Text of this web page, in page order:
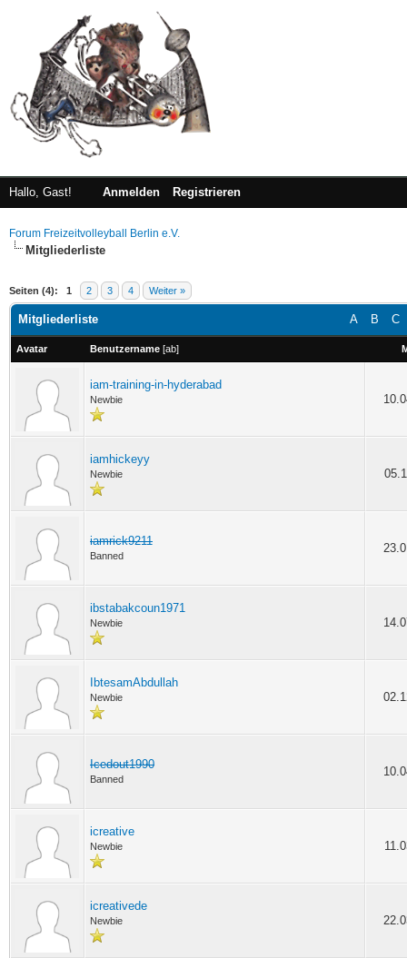
Hallo, Gast! Anmelden Registrieren
Forum Freizeitvolleyball Berlin e.V.
Mitgliederliste
Seiten (4): 1 2 3 4 Weiter »
A B C
Mitgliederliste
Avatar Benutzername [ab]
iam-training-in-hyderabad
Newbie
iamhickeyy
Newbie
iamrick9211
Banned
ibstabakcoun1971
Newbie
IbtesamAbdullah
Newbie
Icedout1990
Banned
icreative
Newbie
icreativede
Newbie